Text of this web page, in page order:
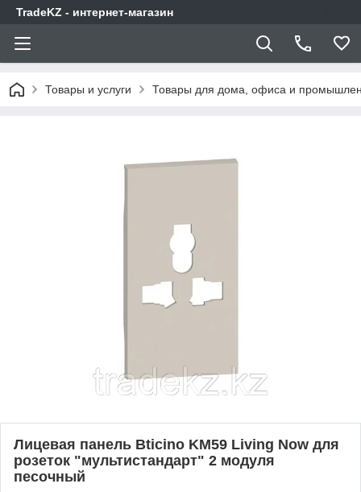
TradeKZ - интернет-магазин
Товары и услуги Товары для дома, офиса и
Лицевая панель Bticino KM59 Living Now для
розеток "мультистандарт" 2 модуля
песочный